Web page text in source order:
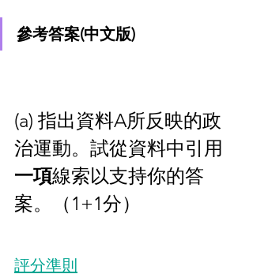
參考答案(中文版)
(a) 指出資料A所反映的政
治運動。試從資料中引用
一項線索以支持你的答
案。（1+1分）
評分準則